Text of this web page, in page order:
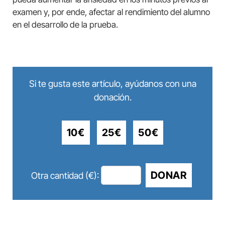
examen y, por ende, afectar al rendimiento del alumno
en el desarrollo de la prueba.
Si te gusta este artículo, ayúdanos con una
donación.
10€ 25€ 50€
Otra cantidad (€): DONAR